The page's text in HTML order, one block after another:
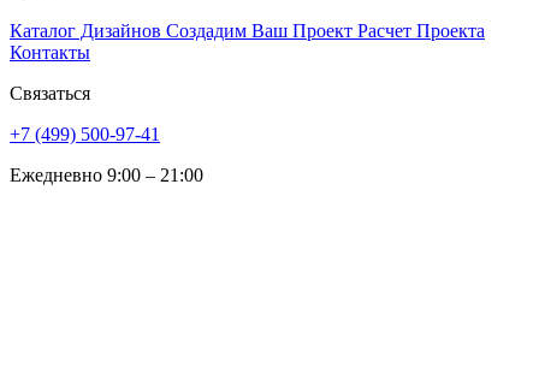
Каталог Дизайнов Создадим Ваш Проект Расчет Проекта
Контакты
Связаться
+7 (499) 500-97-41
Ежедневно 9:00 – 21:00